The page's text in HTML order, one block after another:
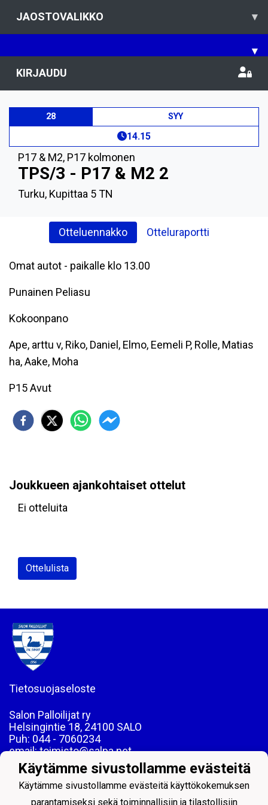
JAOSTOVALIKKO ▾
▾
KIRJAUDU
28 SYY
14.15
P17 & M2, P17 kolmonen
TPS/3 - P17 & M2 2
Turku, Kupittaa 5 TN
Otteluennakko Otteluraportti
Omat autot - paikalle klo 13.00
Punainen Peliasu
Kokoonpano
Ape, arttu v, Riko, Daniel, Elmo, Eemeli P, Rolle, Matias
ha, Aake, Moha
P15 Avut
Joukkueen ajankohtaiset ottelut
Ei otteluita
Ottelulista
Tietosuojaseloste
Salon Palloilijat ry
Helsingintie 18, 24100 SALO
Puh: 044 - 7060234
email: toimisto@salpa.net
LY 0139538-2
Käytämme sivustollamme evästeitä
Käytämme sivustollamme evästeitä käyttökokemuksen
parantamiseksi sekä toiminnallisiin ja tilastollisiin